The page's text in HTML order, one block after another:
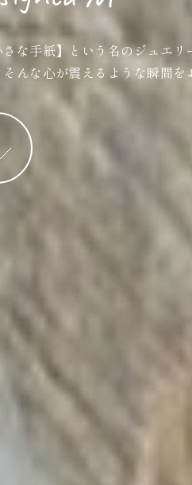
な手紙】という名のジュエリ
んな心が震えるような瞬間を